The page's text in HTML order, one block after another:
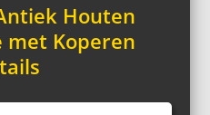
Houten
met Koperen